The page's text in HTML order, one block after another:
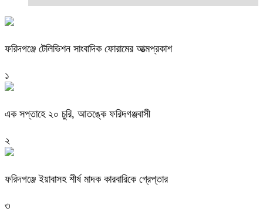
ফরিদগঞ্জে টেলিভিশন সাংবাদিক ফোরামের আত্মপ্রকাশ
১
এক সপ্তাহে ২০ চুরি, আতঙ্কে ফরিদগঞ্জবাসী
২
ফরিদগঞ্জে ইয়াবাসহ শীর্ষ মাদক কারবারিকে গ্রেপ্তার
৩